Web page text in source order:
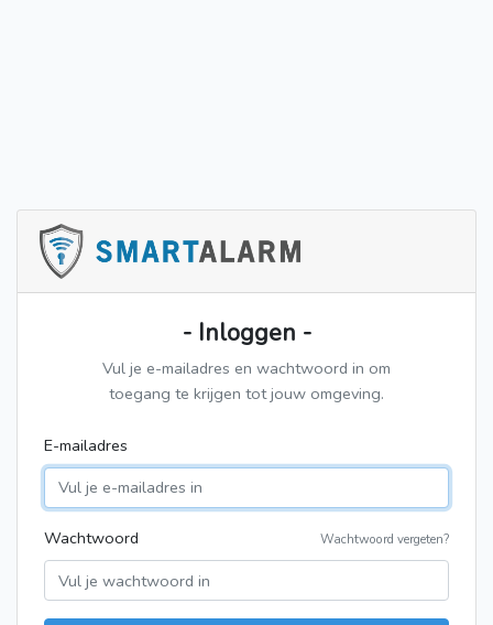
- Inloggen -
Vul je e-mailadres en wachtwoord in om
toegang te krijgen tot jouw omgeving.
E-mailadres
Wachtwoord vergeten?
Wachtwoord